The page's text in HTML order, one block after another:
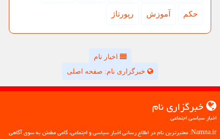
حكم آموزش رپورتاژ
اخبار نام
خبرگزاری نام: صفحه اصلی
خبرگزاری نام
اخبار سیاسی اجتماعی
Namna.ir: معتبرترین نام در اطلاع رسانی اخبار سیاسی و اجتماعی، گامی مطمئن به سوی آگاهی